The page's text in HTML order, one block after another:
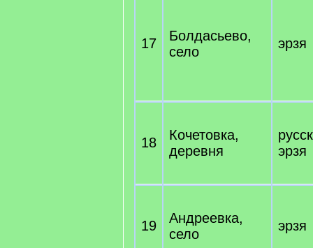
17
Болдасьево,
село
эрзя
18
Кочетовка,
деревня
эрзя
19
Андреевка,
село
эрзя